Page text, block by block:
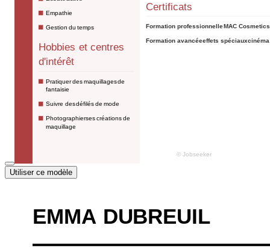
Utiliser ce modèle